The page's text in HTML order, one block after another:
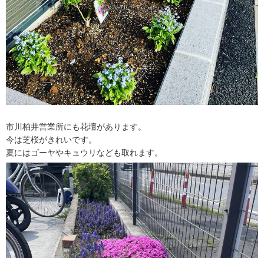
市川柏井営業所にも花壇があります。
今は芝桜がきれいです。
夏にはゴーヤやキュウリなども取れます。